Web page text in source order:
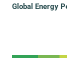
Global Energy